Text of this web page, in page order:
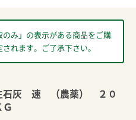
み」の表示がある商品をご購
れます。ご了承下さい。
石灰 速 （農薬） ２０
Ｇ